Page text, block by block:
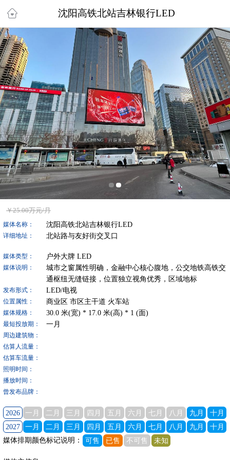
沈阳高铁北站吉林银行LED
￥25.00万元/月
媒体名称： 沈阳高铁北站吉林银行LED
详细地址： 北站路与友好街交叉口
媒体类型： 户外大牌 LED
媒体说明：
城市之窗属性明确，金融中心核心腹地，公交地铁高铁交
通枢纽无缝链接，位置独立视角优秀，区域地标
发布形式： LED/电视
位置属性： 商业区 市区主干道 火车站
媒体规格： 30.0米(宽) * 17.0米(高) * 1 (面)
最短投放期： 一月
周边建筑物：
估算人流量：
估算车流量：
照明时间：
播放时间：
曾发布品牌：
2026 一月 二月 三月 四月 五月 六月 七月 八月 九月
十月
2027
一月 二月 三月 四月 五月 六月 七月 八月 九月
十月
媒体排期颜色标记说明：
可售 已售 不可售 未知